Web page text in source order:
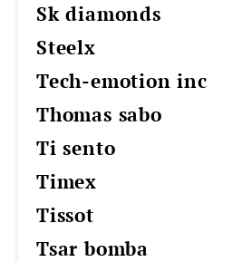
sk diamonds
steelx
tech-emotion inc
thomas sabo
ti sento
timex
tissot
tsar bomba